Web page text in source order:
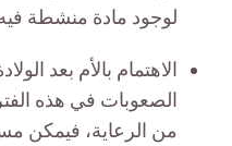
لوجود مادة منشطة
الاهتمام بالأم بعد
الصعوبات في هذه
من الرعاية، فيمكن